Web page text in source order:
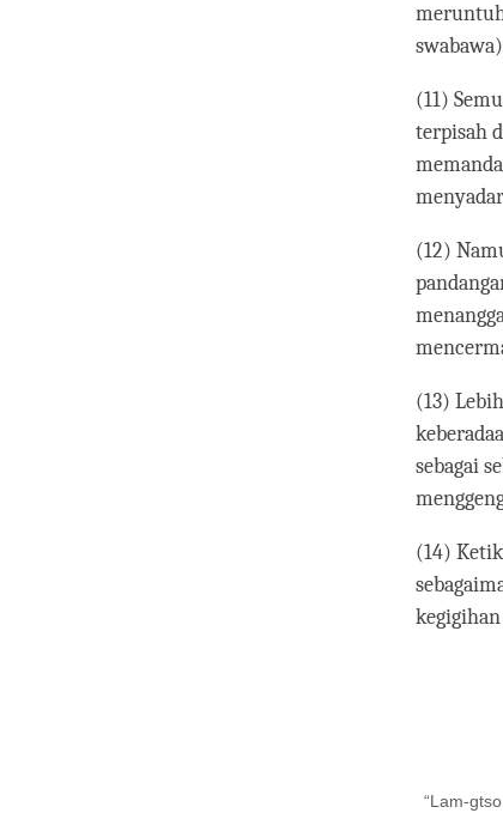
(11)
terpisah
(12)
(13)
sebagai
(14)
“Lam-